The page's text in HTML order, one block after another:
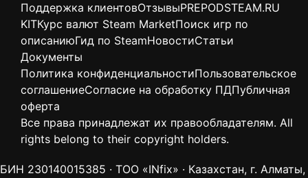
Поддержка клиентовОтзывыPREPODSTEAM.RU
KITКурс валют Steam MarketПоиск игр по
описаниюГид по SteamНовостиСтатьи
Документы
Политика конфиденциальностиПользовательское
соглашениеСогласие на обработку ПДПубличная
оферта
Все права принадлежат их правообладателям. All
rights belong to their copyright holders.
БИН 230140015385 · ТОО «INfix» · Казахстан, г. Алматы,